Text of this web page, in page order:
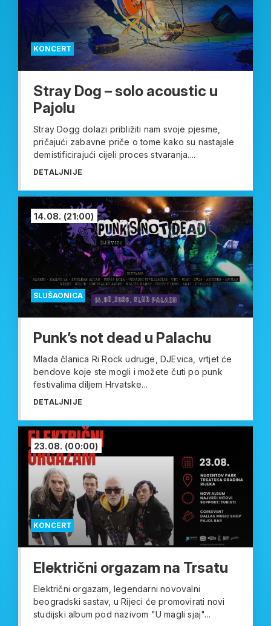
KONCERT
Stray Dog – solo acoustic u
Pajolu
Stray Dogg dolazi približiti nam svoje pjesme,
pričajući zabavne priče o tome kako su nastajale
demistificirajući cijeli proces stvaranja....
DETALJNIJE
SLUŠAONICA
14.08. (21:00)
Punk’s not dead u Palachu
Mlada članica Ri Rock udruge, DJEvica, vrtjet će
bendove koje ste mogli i možete čuti po punk
festivalima diljem Hrvatske...
DETALJNIJE
KONCERT
23.08. (00:00)
Električni orgazam na Trsatu
Električni orgazam, legendarni novovalni
beogradski sastav, u Rijeci će promovirati novi
studijski album pod nazivom "U magli sjaj"...